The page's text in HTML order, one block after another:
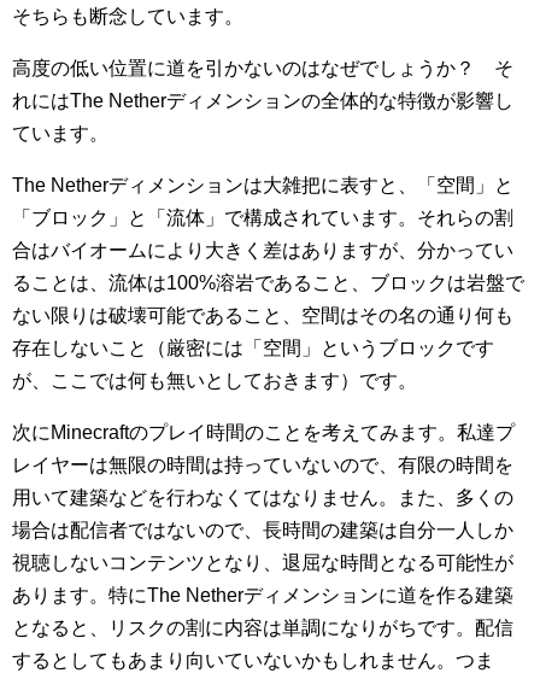
そちらも断念しています。
高度の低い位置に道を引かないのはなぜでしょうか？ そ
れにはThe Netherディメンションの全体的な特徴が影響し
ています。
The Netherディメンションは大雑把に表すと、「空間」と
「ブロック」と「流体」で構成されています。それらの割
合はバイオームにより大きく差はありますが、分かってい
ることは、流体は100%溶岩であること、ブロックは岩盤で
ない限りは破壊可能であること、空間はその名の通り何も
存在しないこと（厳密には「空間」というブロックです
が、ここでは何も無いとしておきます）です。
次にMinecraftのプレイ時間のことを考えてみます。私達プ
レイヤーは無限の時間は持っていないので、有限の時間を
用いて建築などを行わなくてはなりません。また、多くの
場合は配信者ではないので、長時間の建築は自分一人しか
視聴しないコンテンツとなり、退屈な時間となる可能性が
あります。特にThe Netherディメンションに道を作る建築
となると、リスクの割に内容は単調になりがちです。配信
するとしてもあまり向いていないかもしれません。つま